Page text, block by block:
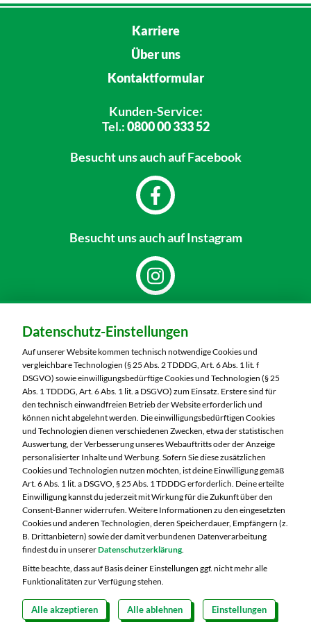
Karriere
Über uns
Kontaktformular
Kunden-Service:
Tel.:0800 00 333 52
Besucht unsauch auf Facebook
Besucht unsauch auf Instagram
MARKTKAUF Hof
Schleizer Straße 49
95028 Hof
Telefon:09281 7186
Markt ändern
Öffnungszeiten diese Woche:
Mo:
07:00 – 20:00 Uhr
Di:
07:00 – 20:00 Uhr
Mi:
07:00 – 20:00 Uhr
Do:
07:00 – 20:00 Uhr
Fr:
07:00 – 20:00 Uhr
Datenschutz-Einstellungen
Auf unserer Website kommen technisch notwendige Cookies und
vergleichbare Technologien (§ 25 Abs. 2 TDDDG, Art. 6 Abs. 1 lit. f
DSGVO) sowie einwilligungsbedürftige Cookies und Technologien (§ 25
Abs. 1 TDDDG, Art. 6 Abs. 1 lit. a DSGVO) zum Einsatz. Erstere sind für
den technisch einwandfreien Betrieb der Website erforderlich und
können nicht abgelehnt werden. Die einwilligungsbedürftigen Cookies
und Technologien dienen verschiedenen Zwecken, etwa der statistischen
Auswertung, der Verbesserung unseres Webauftritts oder der Anzeige
personalisierter Inhalte und Werbung. Sofern Sie diese zusätzlichen
Cookies und Technologien nutzen möchten, ist deine Einwilligung gemäß
Art. 6 Abs. 1 lit. a DSGVO, § 25 Abs. 1 TDDDG erforderlich. Deine erteilte
Einwilligung kannst du jederzeit mit Wirkung für die Zukunft über den
Consent-Banner widerrufen. Weitere Informationen zu den eingesetzten
Cookies und anderen Technologien, deren Speicherdauer, Empfängern (z.
B. Drittanbietern) sowie der damit verbundenen Datenverarbeitung
findest du in unsererDatenschutzerklärung.
Bitte beachte, dass auf Basis deiner Einstellungen ggf. nicht mehr alle
Funktionalitäten zur Verfügung stehen.
Alle akzeptieren Alle ablehnen Einstellungen